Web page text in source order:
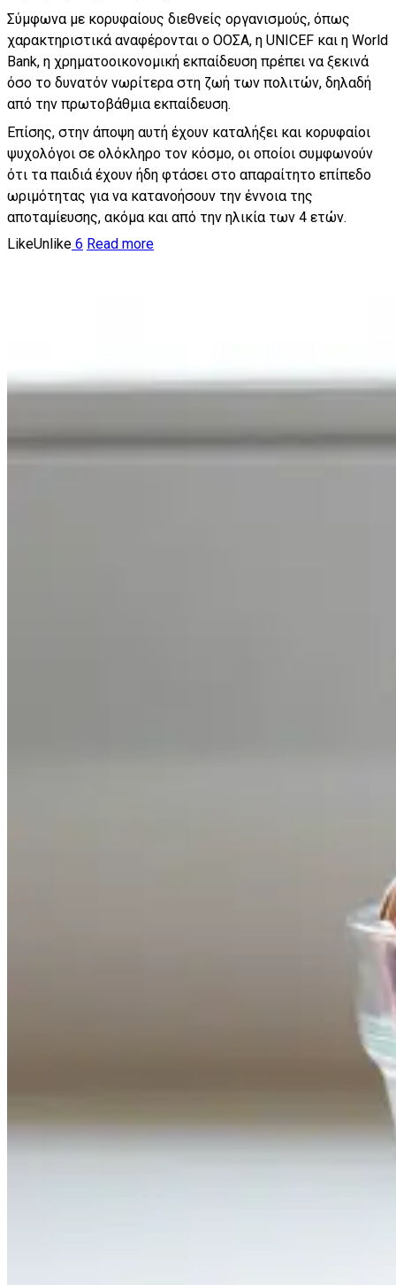
Σύμφωνα με κορυφαίους διεθνείς οργανισμούς, όπως
χαρακτηριστικά αναφέρονται ο ΟΟΣΑ, η UNICEF και η World
Bank, η χρηματοοικονομική εκπαίδευση πρέπει να ξεκινά
όσο το δυνατόν νωρίτερα στη ζωή των πολιτών, δηλαδή
από την πρωτοβάθμια εκπαίδευση.
Επίσης, στην άποψη αυτή έχουν καταλήξει και κορυφαίοι
ψυχολόγοι σε ολόκληρο τον κόσμο, οι οποίοι συμφωνούν
ότι τα παιδιά έχουν ήδη φτάσει στο απαραίτητο επίπεδο
ωριμότητας για να κατανοήσουν την έννοια της
αποταμίευσης, ακόμα και από την ηλικία των 4 ετών.
LikeUnlike 6 Read more